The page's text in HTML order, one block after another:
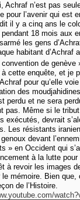
Achraf n’est pas
pour l’avenir qui est
il y a cinq ans le
18 mois aux
les gens
habitant d’Achraf
convention de
cette enquête, et je
pour qu’elle
des
perdu et ne sera
pas. Même si le
exécutés, devrait
Les résistants
devant
» en Occident qui
à la lutte
à revoir les images
le mémoire. Bien
de l’Histoire.